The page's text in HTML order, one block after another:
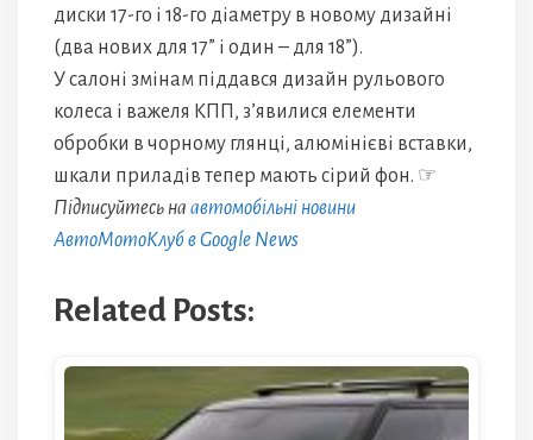
диски 17-го і 18-го діаметру в новому дизайні
(два нових для 17” і один – для 18”).
У салоні змінам піддався дизайн рульового
колеса і важеля КПП, з’явилися елементи
обробки в чорному глянці, алюмінієві вставки,
шкали приладів тепер мають сірий фон. ☞
Підписуйтесь на автомобільні новини
АвтоМотоКлуб в Google News
Related Posts: